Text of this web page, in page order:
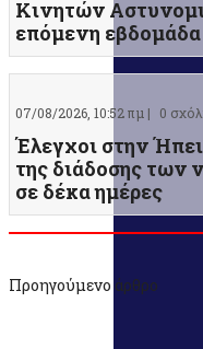
Κινητών
επόμενη εβδομάδα
07/08/2026, 10:52 πμ | 0
Έλεγχοι στην
της διάδοσης των
σε δέκα ημέρες
Προηγούμενο άρθρο